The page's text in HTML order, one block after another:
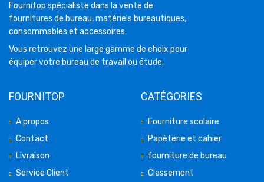
Fournitop spécialiste dans la vente de
fournitures de bureau, matériels bureautiques,
consommables et accessoires.
Vous retrouvez une large gamme de choix pour
équiper votre bureau de travail ou étude.
FOURNITOP
A propos
Contact
Livraison
Service Client
CATÉGORIES
Fourniture scolaire
Papèterie et cahier
fourniture de bureau
Classement